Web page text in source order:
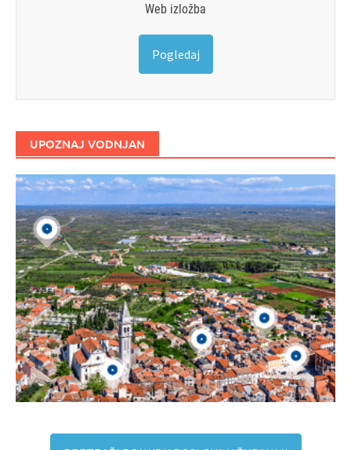
Web izložba
Pogledaj
UPOZNAJ VODNJAN